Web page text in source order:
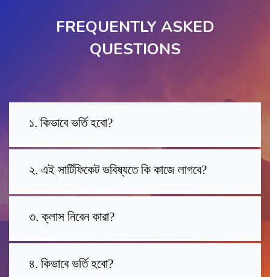
FREQUENTLY ASKED
QUESTIONS
১. কিভাবে ভর্তি হবো?
২. এই সার্টিফিকেট ভবিষ্যতে কি কাজে লাগবে?
৩. ক্লাস নিবেন কারা?
৪. কিভাবে ভর্তি হবো?